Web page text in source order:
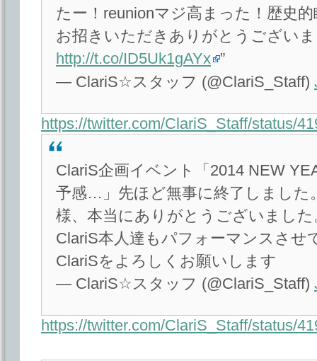
たー！reunionマジ高まった！歴史
お招きいただきありがとうござい
http://t.co/ID5Uk1gAYx ”
— ClariS☆スタッフ (@ClariS_Staff)
https://twitter.com/ClariS_Staff/status/
ClariS企画イベント「2014 NEW
予感…」先ほど無事に終了しました
様、本当にありがとうございまし
ClariS本人達もパフォーマンスさせ
ClariSをよろしくお願いします
— ClariS☆スタッフ (@ClariS_Staff)
https://twitter.com/ClariS_Staff/status/